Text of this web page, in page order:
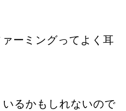
ーミングってよく耳
いるかもしれないので